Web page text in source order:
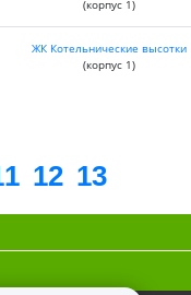
(корпус 1)
ЖК Котельнические высотки
(корпус 1)
12 13